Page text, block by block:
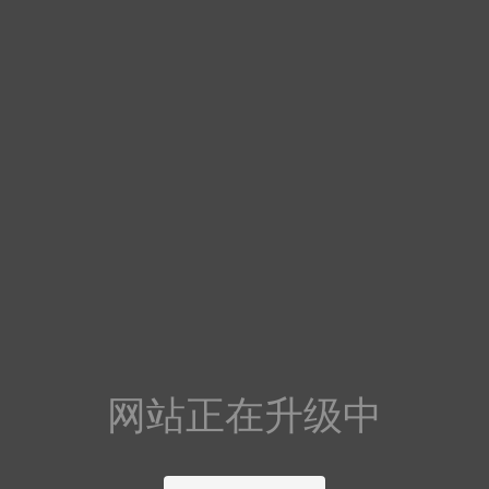
网站正在升级中